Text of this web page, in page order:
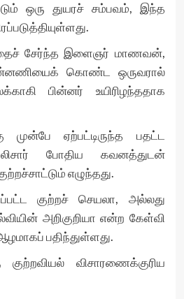
ஒரு துயரச் சம்பவம், இந்த
சேர்ந்த இளைஞர் மாணவன்,
கொண்ட ஒருவரால்
பின்னர் உயிரிழந்ததாக
முன்பே ஏற்பட்டிருந்த பதட்ட
போதிய கவனத்துடன்
எழுந்தது.
குற்றச் செயலா, அல்லது
அறிகுறியா என்ற கேள்வி
பதிந்துள்ளது.
விசாரணைக்குரிய